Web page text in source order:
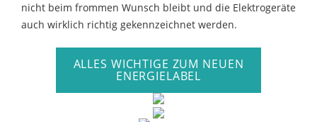
nicht beim frommen Wunsch bleibt und die Elektrogeräte
auch wirklich richtig gekennzeichnet werden.
ALLES WICHTIGE ZUM NEUEN
ENERGIELABEL